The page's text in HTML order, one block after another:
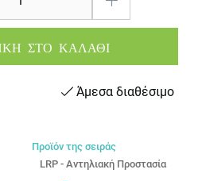
ΣΤΟ ΚΑΛΑΘΙ
Άμεσα διαθέσιμο
Προϊόν της σειράς
LRP - Αντηλιακή Προστασία